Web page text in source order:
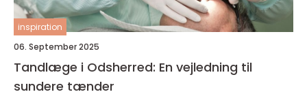
inspiration
06. September 2025
Tandlæge i Odsherred: En vejledning til
sundere tænder